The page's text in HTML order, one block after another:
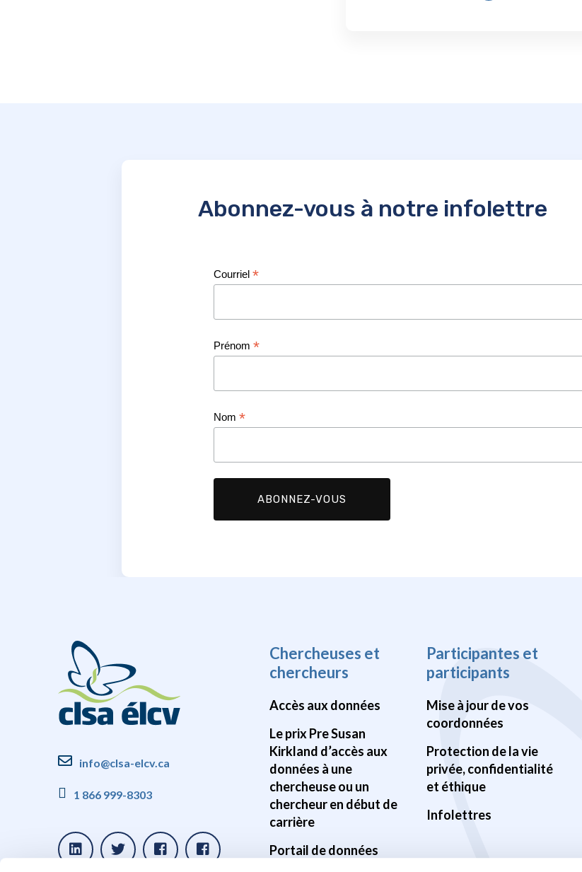
Abonnez-vous à notre infolettre
Courriel *
Prénom *
Nom *
info@clsa-elcv.ca
1 866 999-8303
Chercheuses et
chercheurs
Accès aux données
Le prix Pre Susan
Kirkland d’accès aux
données à une
chercheuse ou un
chercheur en début de
carrière
Portail de données
Participantes et
participants
Mise à jour de vos
coordonnées
Protection de la vie
privée, confidentialité
et éthique
Infolettres